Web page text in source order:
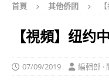
首頁 其他侨团
【視頻】纽约
07/09/2019 編輯部 ·